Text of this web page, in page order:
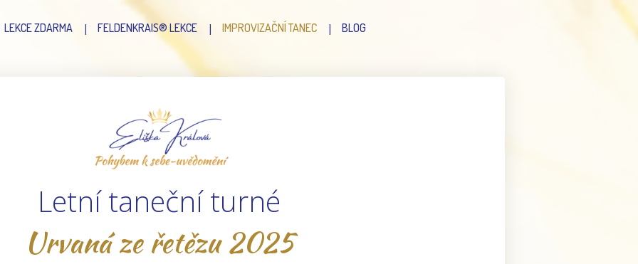
LEKCE ZDARMA FELDENKRAIS® LEKCE IMPROVIZAČNÍ TANEC BLOG
Letní taneční turné
Urvaná ze řetězu 2025